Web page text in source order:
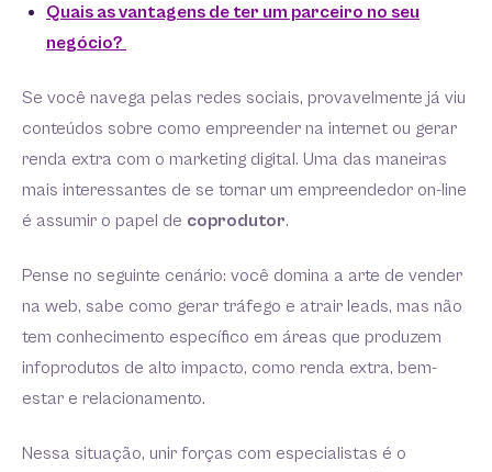
Quais as vantagens de ter um parceiro no seu
negócio?
Se você navega pelas redes sociais, provavelmente já viu
conteúdos sobre como empreender na internet ou gerar
renda extra com o marketing digital. Uma das maneiras
mais interessantes de se tornar um empreendedor on-line
é assumir o papel de coprodutor.
Pense no seguinte cenário: você domina a arte de vender
na web, sabe como gerar tráfego e atrair leads, mas não
tem conhecimento específico em áreas que produzem
infoprodutos de alto impacto, como renda extra, bem-
estar e relacionamento.
Nessa situação, unir forças com especialistas é o